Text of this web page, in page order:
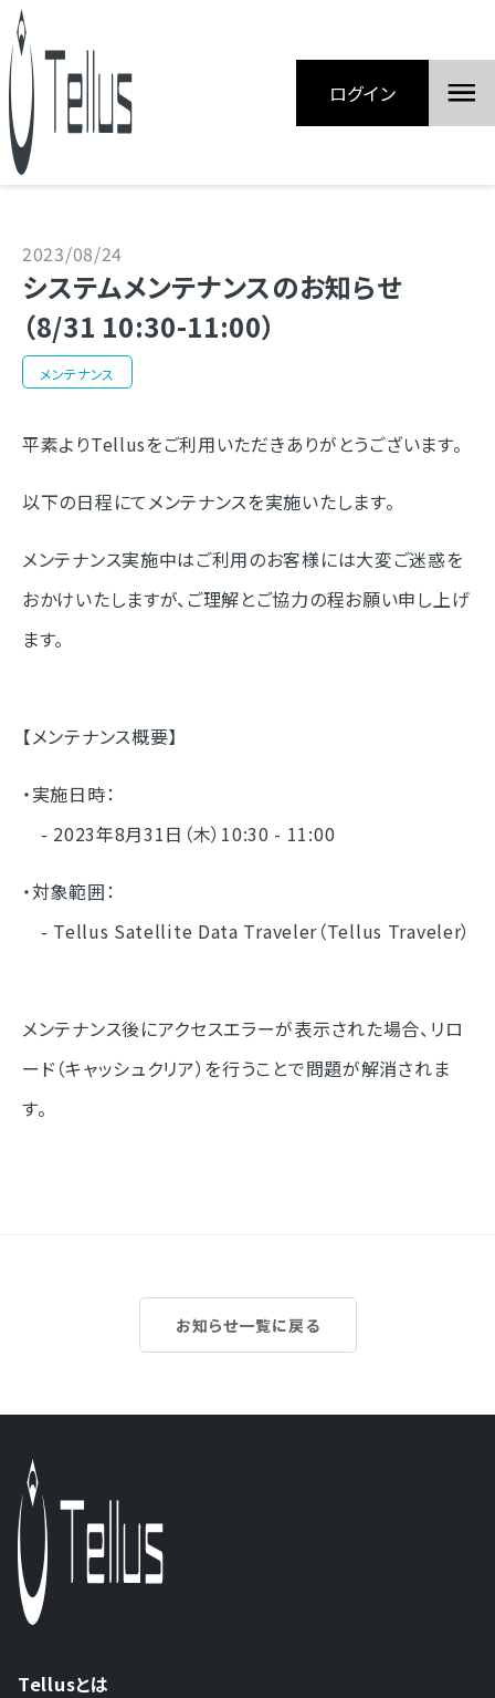
ログイン
2023/08/24
システムメンテナンスのお知らせ
（8/31 10:30-11:00）
メンテナンス
平素よりTellusをご利用いただきありがとうございます。
以下の日程にてメンテナンスを実施いたします。
メンテナンス実施中はご利用のお客様には大変ご迷惑を
おかけいたしますが、ご理解とご協力の程お願い申し上げ
ます。
【メンテナンス概要】
・実施日時：
- 2023年8月31日（木）10:30 - 11:00
・対象範囲：
- Tellus Satellite Data Traveler（Tellus Traveler）
メンテナンス後にアクセスエラーが表示された場合、リロ
ード（キャッシュクリア）を行うことで問題が解消されま
す。
お知らせ一覧に戻る
Tellusとは